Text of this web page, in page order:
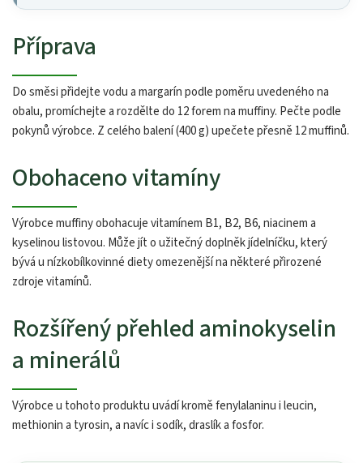
Příprava
Do směsi přidejte vodu a margarín podle poměru uvedeného na
obalu, promíchejte a rozdělte do 12 forem na muffiny. Pečte podle
pokynů výrobce. Z celého balení (400 g) upečete přesně 12 muffinů.
Obohaceno vitamíny
Výrobce muffiny obohacuje vitamínem B1, B2, B6, niacinem a
kyselinou listovou. Může jít o užitečný doplněk jídelníčku, který
bývá u nízkobílkovinné diety omezenější na některé přirozené
zdroje vitamínů.
Rozšířený přehled aminokyselin
a minerálů
Výrobce u tohoto produktu uvádí kromě fenylalaninu i leucin,
methionin a tyrosin, a navíc i sodík, draslík a fosfor.